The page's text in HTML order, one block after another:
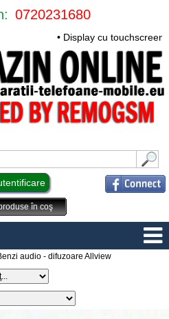
0720231680
• Display cu touchscreen
în coş
audio - difuzoare Allview